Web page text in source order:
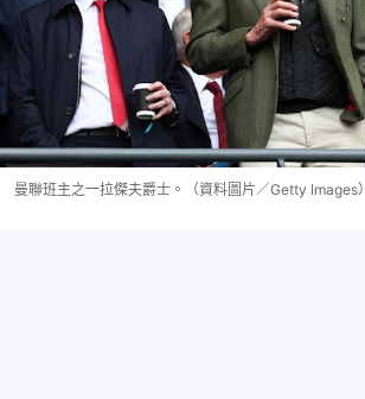
曼聯班主之一拉傑夫爵士。（資料圖片／Getty Images）